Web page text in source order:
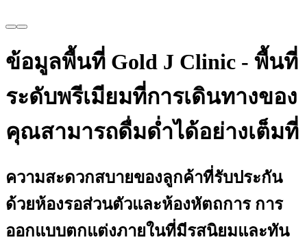
ข้อมูลพื้นที่ Gold J Clinic - พื้นที่
ระดับพรีเมียมที่การเดินทางของ
คุณสามารถดื่มด่ำได้อย่างเต็มที่
ความสะดวกสบายของลูกค้าที่รับประกัน
ด้วยห้องรอส่วนตัวและห้องหัตถการ การ
ออกแบบตกแต่งภายในที่มีรสนิยมและทัน